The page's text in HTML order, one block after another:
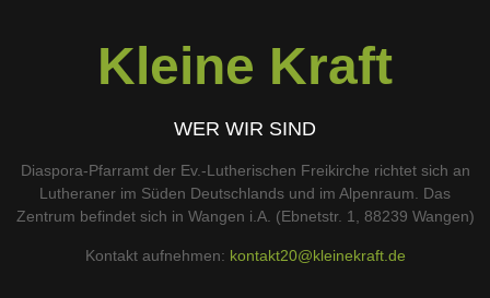
Kleine Kraft
WER WIR SIND
Diaspora-Pfarramt der Ev.-Lutherischen Freikirche richtet sich an
Lutheraner im Süden Deutschlands und im Alpenraum. Das
Zentrum befindet sich in Wangen i.A. (Ebnetstr. 1, 88239 Wangen)
Kontakt aufnehmen: kontakt20@kleinekraft.de